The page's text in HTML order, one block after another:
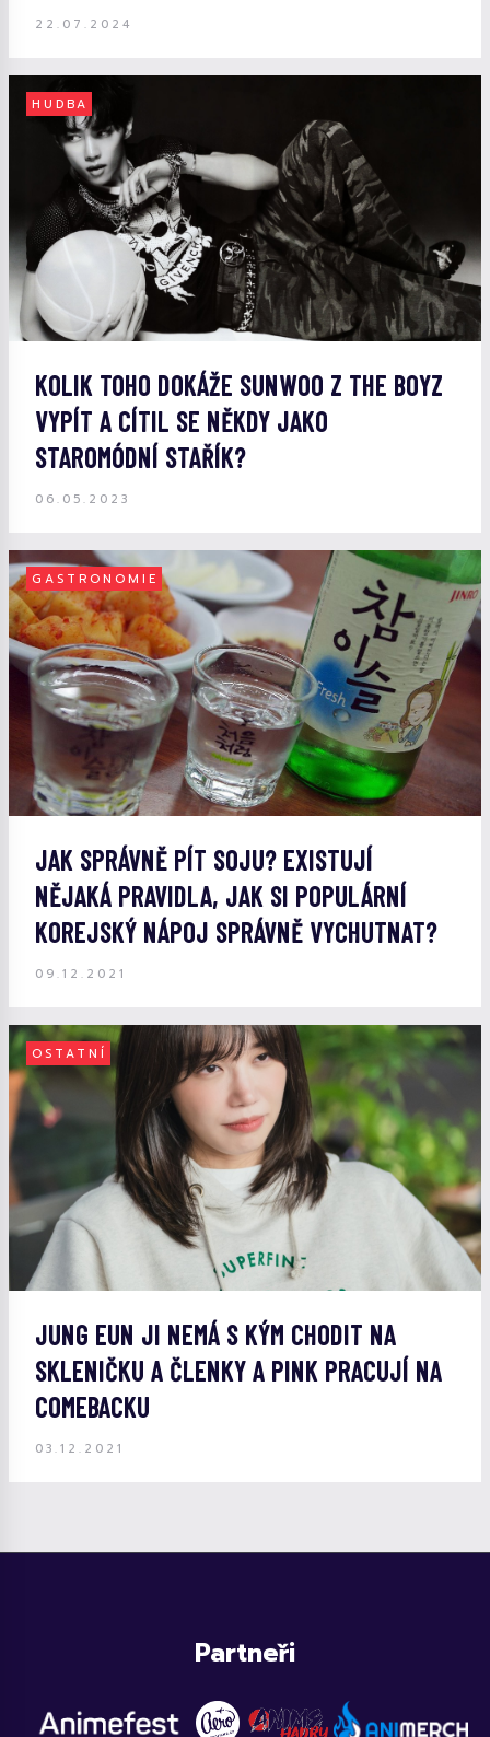
22.07.2024
HUDBA
KOLIK TOHO DOKÁŽE SUNWOO Z THE BOYZ
VYPÍT A CÍTIL SE NĚKDY JAKO
STAROMÓDNÍ STAŘÍK?
06.05.2023
GASTRONOMIE
JAK SPRÁVNĚ PÍT SOJU? EXISTUJÍ
NĚJAKÁ PRAVIDLA, JAK SI POPULÁRNÍ
KOREJSKÝ NÁPOJ SPRÁVNĚ VYCHUTNAT?
09.12.2021
OSTATNÍ
JUNG EUN JI NEMÁ S KÝM CHODIT NA
SKLENIČKU A ČLENKY A PINK PRACUJÍ NA
COMEBACKU
03.12.2021
Partneři